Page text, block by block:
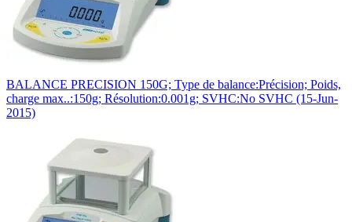
BALANCE PRECISION 150G; Type de balance:Précision; Poids,
charge max..:150g; Résolution:0.001g; SVHC:No SVHC (15-Jun-
2015)